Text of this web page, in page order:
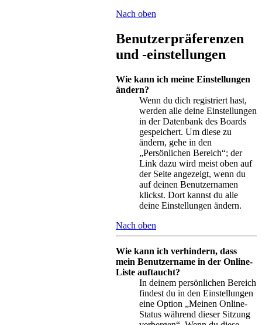
Nach oben
Benutzerpräferenzen
und -einstellungen
Wie kann ich meine Einstellungen
ändern?
Wenn du dich registriert hast,
werden alle deine Einstellungen
in der Datenbank des Boards
gespeichert. Um diese zu
ändern, gehe in den
„Persönlichen Bereich“; der
Link dazu wird meist oben auf
der Seite angezeigt, wenn du
auf deinen Benutzernamen
klickst. Dort kannst du alle
deine Einstellungen ändern.
Nach oben
Wie kann ich verhindern, dass
mein Benutzername in der Online-
Liste auftaucht?
In deinem persönlichen Bereich
findest du in den Einstellungen
eine Option „Meinen Online-
Status während dieser Sitzung